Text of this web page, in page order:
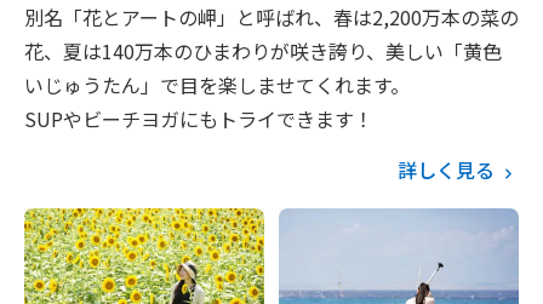
別名「花とアートの岬」と呼ばれ、春は2,200万本の菜の
花、夏は140万本のひまわりが咲き誇り、美しい「黄色
いじゅうたん」で目を楽しませてくれます。
SUPやビーチヨガにもトライできます！
詳しく見る